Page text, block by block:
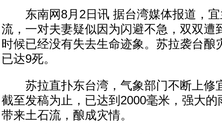
东南网8月2日讯 据台湾媒体报道，宜
流，一对夫妻疑似因为闪避不急，双双遭
时候已经没有失去生命迹象。苏拉袭台酿
已达9死。
苏拉直扑东台湾，气象部门不断上修
截至发稿为止，已达到2000毫米，强大
带来土石流，酿成灾情。